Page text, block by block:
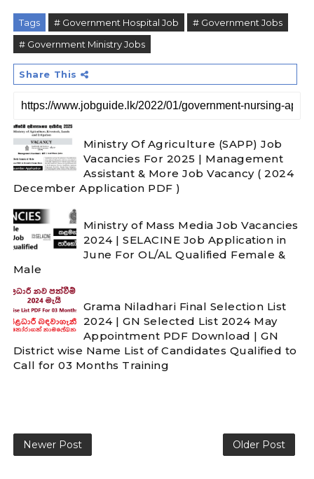
Tags # Government Hospital Job
# Government Jobs
# Government Ministry Jobs
Share This
Ministry Of Agriculture (SAPP) Job
Vacancies For 2025 | Management
Assistant & More Job Vacancy ( 2024
December Application PDF )
Ministry of Mass Media Job Vacancies
2024 | SELACINE Job Application in
June For OL/AL Qualified Female &
Male
Grama Niladhari Final Selection List
2024 | GN Selected List 2024 May
Appointment PDF Download | GN
District wise Name List of Candidates Qualified to
Call for 03 Months Training
Newer Post Older Post